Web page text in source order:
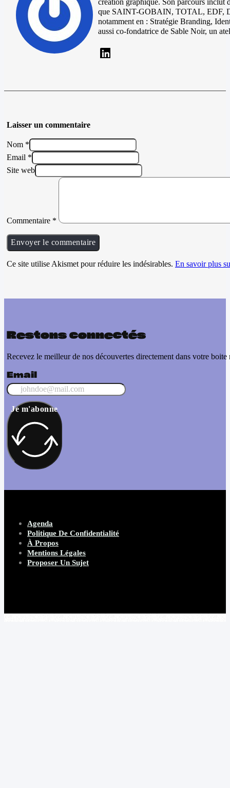
création graphique. Son parcours inclut
que SAINT-GOBAIN, TOTAL, EDF,
notamment en : Stratégie Branding,
aussi co-fondatrice de Sable Noir, un
Laisser un commentaire
Nom *
Email *
Site web
Commentaire *
Ce site utilise Akismet pour réduire les indésirables. En savoir plus
Restons connectés
Recevez le meilleur de nos découvertes directement dans votre boite
Email
Je m'abonne
Agenda
Politique De Confidentialité
À Propos
Mentions Légales
Proposer Un Sujet